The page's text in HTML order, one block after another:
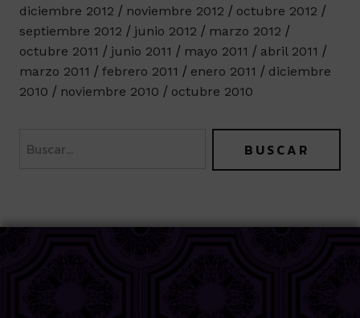
diciembre 2012
noviembre 2012
octubre 2012
septiembre 2012
junio 2012
marzo 2012
octubre 2011
junio 2011 mayo 2011
abril 2011
marzo 2011
febrero 2011 enero 2011
diciembre
2010
noviembre 2010 octubre 2010